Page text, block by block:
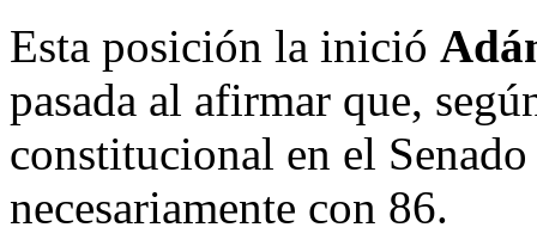
Esta posición la inició
pasada al afirmar que,
constitucional en el
necesariamente con 86.